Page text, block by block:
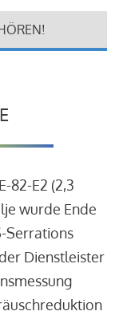
82-E2 (2,3
wurde Ende
Serrations
Dienstleister